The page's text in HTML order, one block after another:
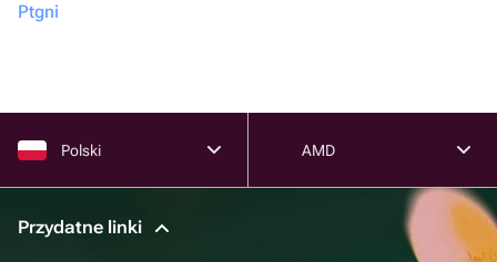
Ptgni
Polski AMD
Przydatne linki